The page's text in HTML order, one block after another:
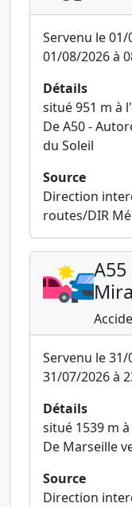
Servenu le 01/
01/08/2026 à
Détails
situé 951 m à
De A50 -
du Soleil
Source
Direction
routes/DIR
A55
Servenu le 31/
31/07/2026 à
Détails
situé 1539 m
De Marseille
Source
Direction